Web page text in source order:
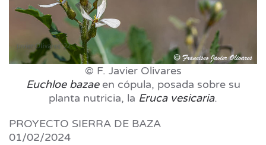
© F. Javier Olivares
Euchloe bazaeen cópula, posada sobre su
planta nutricia, la Eruca vesicaria.
PROYECTO SIERRA DE BAZA
01/02/2024